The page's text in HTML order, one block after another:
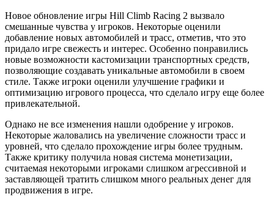
Новое обновление игры Hill Climb Racing 2 вызвало
смешанные чувства у игроков. Некоторые оценили
добавление новых автомобилей и трасс, отметив, что это
придало игре свежесть и интерес. Особенно понравились
новые возможности кастомизации транспортных средств,
позволяющие создавать уникальные автомобили в своем
стиле. Также игроки оценили улучшение графики и
оптимизацию игрового процесса, что сделало игру еще более
привлекательной.
Однако не все изменения нашли одобрение у игроков.
Некоторые жаловались на увеличение сложности трасс и
уровней, что сделало прохождение игры более трудным.
Также критику получила новая система монетизации,
считаемая некоторыми игроками слишком агрессивной и
заставляющей тратить слишком много реальных денег для
продвижения в игре.